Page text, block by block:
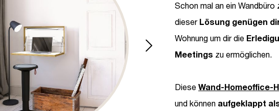
Schon mal an ein
dieser Lösung genügen
Wohnung um dir die
Meetings zu ermöglichen.
Diese Wand-Homeoffice-
und können aufgeklappt